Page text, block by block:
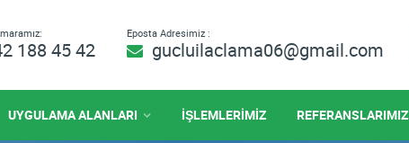
188 45 42
Eposta Adresimiz :
gucluilaclama06@gmail.com
UYGULAMA ALANLARI İŞLEMLERİMİZ REFERANSLARIMIZ